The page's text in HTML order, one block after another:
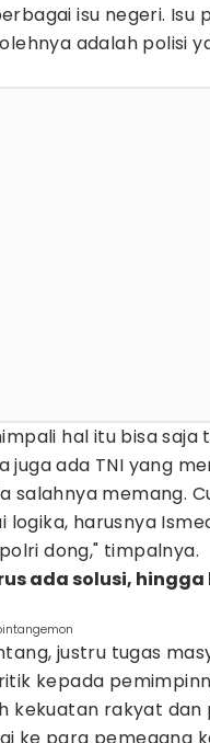
isu negeri. Isu
adalah polisi
hal itu bisa saja
juga ada TNI yang
salahnya memang.
logika, harusnya
dong," timpalnya.
ada solusi,
justru tugas
kepada
kekuatan rakyat